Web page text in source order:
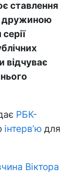
ставлення
дружиною
відчуває
РБК-
інтерв’ю для
Віктора